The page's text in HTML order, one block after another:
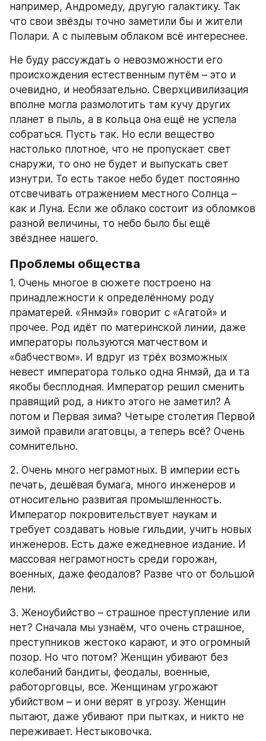
например, Андромеду, другую галактику. Так
что свои звёзды точно заметили бы и жители
Полари. А с пылевым облаком всё интереснее.
Не буду рассуждать о невозможности его
происхождения естественным путём – это и
очевидно, и необязательно. Сверхцивилизация
вполне могла размолотить там кучу других
планет в пыль, а в кольца она ещё не успела
собраться. Пусть так. Но если вещество
настолько плотное, что не пропускает свет
снаружи, то оно не будет и выпускать свет
изнутри. То есть такое небо будет постоянно
отсвечивать отражением местного Солнца –
как и Луна. Если же облако состоит из обломков
разной величины, то небо было бы ещё
звёзднее нашего.
Проблемы общества
1. Очень многое в сюжете построено на
принадлежности к определённому роду
праматерей. «Янмэй» говорит с «Агатой» и
прочее. Род идёт по материнской линии, даже
императоры пользуются матчеством и
«бабчеством». И вдруг из трёх возможных
невест императора только одна Янмэй, да и та
якобы бесплодная. Император решил сменить
правящий род, а никто этого не заметил? А
потом и Первая зима? Четыре столетия Первой
зимой правили агатовцы, а теперь всё? Очень
сомнительно.
2. Очень много неграмотных. В империи есть
печать, дешёвая бумага, много инженеров и
относительно развитая промышленность.
Император покровительствует наукам и
требует создавать новые гильдии, учить новых
инженеров. Есть даже ежедневное издание. И
массовая неграмотность среди горожан,
военных, даже феодалов? Разве что от большой
лени.
3. Женоубийство – страшное преступление или
нет? Сначала мы узнаём, что очень страшное,
преступников жестоко карают, и это огромный
позор. Но что потом? Женщин убивают без
колебаний бандиты, феодалы, военные,
работорговцы, все. Женщинам угрожают
убийством – и они верят в угрозу. Женщин
пытают, даже убивают при пытках, и никто не
переживает. Нестыковочка.